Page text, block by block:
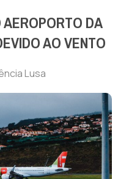
DA
AO VENTO
Lusa